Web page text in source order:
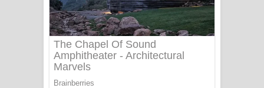
BTS : Hooligan Lyrics
Apa Hamuwee Song Lyrics - අප හමුවී
ගීතයේ පද පෙළ